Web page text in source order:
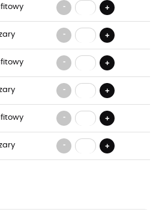
- +
- +
- +
- +
- +
- +